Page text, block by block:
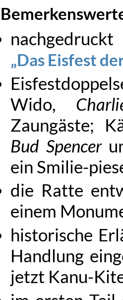
Das Eisfest
Wido,
Zaungäste;
Bud Spencer
ein Smilie-
die Ratte
einem
historische
Handlung
jetzt Kanu-